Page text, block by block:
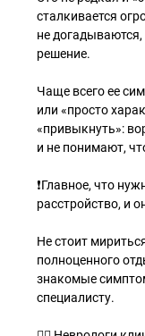
сталкивается
не
решение.
Чаще всего ее
или «просто
«привыкнуть»:
и не понимают,
❗️Главное, что
расстройство, и
Не стоит
полноценного
знакомые
специалисту.